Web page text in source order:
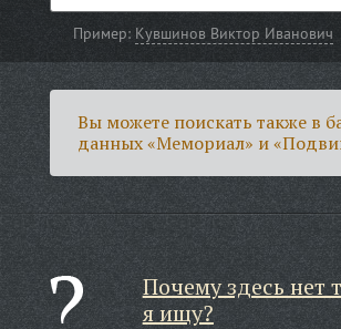
Пример: Кувшинов Виктор Иванович
Вы можете поискать также в
данных «Мемориал» и
Почему здесь нет
я ищу?